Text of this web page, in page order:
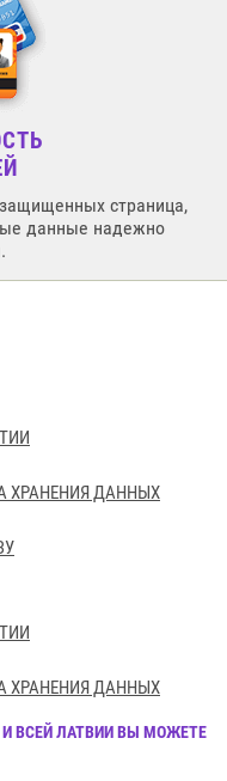
страница,
данные надежно
ХРАНЕНИЯ ДАННЫХ
ХРАНЕНИЯ ДАННЫХ
ВСЕЙ ЛАТВИИ ВЫ МОЖЕТЕ